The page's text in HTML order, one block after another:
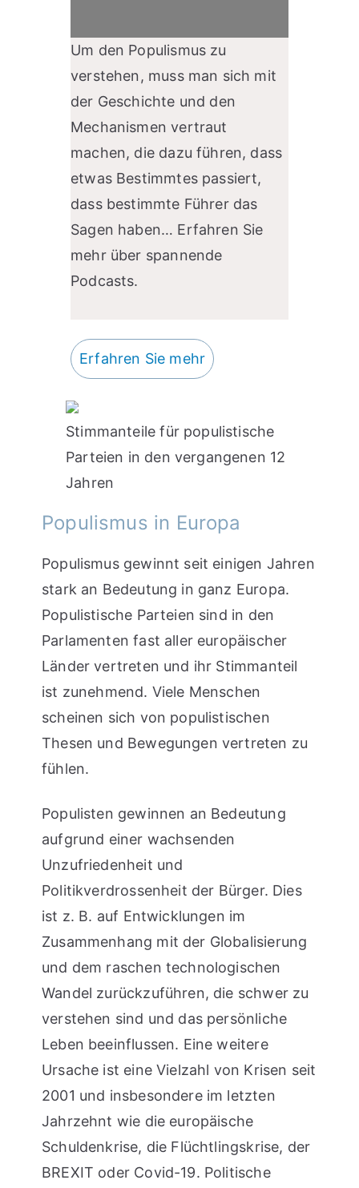
Um den Populismus zu
verstehen, muss man sich mit
der Geschichte und den
Mechanismen vertraut
machen, die dazu führen, dass
etwas Bestimmtes passiert,
dass bestimmte Führer das
Sagen haben… Erfahren Sie
mehr über spannende
Podcasts.
Erfahren Sie mehr
Stimmanteile für populistische
Parteien in den vergangenen 12
Jahren
Populismus in Europa
Populismus gewinnt seit einigen Jahren
stark an Bedeutung in ganz Europa.
Populistische Parteien sind in den
Parlamenten fast aller europäischer
Länder vertreten und ihr Stimmanteil
ist zunehmend. Viele Menschen
scheinen sich von populistischen
Thesen und Bewegungen vertreten zu
fühlen.
Populisten gewinnen an Bedeutung
aufgrund einer wachsenden
Unzufriedenheit und
Politikverdrossenheit der Bürger. Dies
ist z. B. auf Entwicklungen im
Zusammenhang mit der Globalisierung
und dem raschen technologischen
Wandel zurückzuführen, die schwer zu
verstehen sind und das persönliche
Leben beeinflussen. Eine weitere
Ursache ist eine Vielzahl von Krisen seit
2001 und insbesondere im letzten
Jahrzehnt wie die europäische
Schuldenkrise, die Flüchtlingskrise, der
BREXIT oder Covid-19. Politische